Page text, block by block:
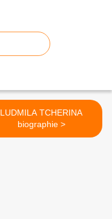
LUDMILA TCHERINA
biographie >